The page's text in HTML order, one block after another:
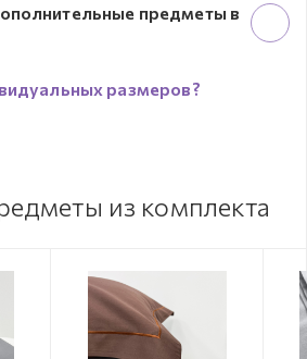
предметы в
размеров?
из комплекта